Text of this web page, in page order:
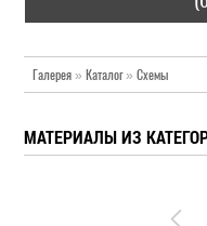
Галерея » Каталог» Схемы
МАТЕРИАЛЫ ИЗ